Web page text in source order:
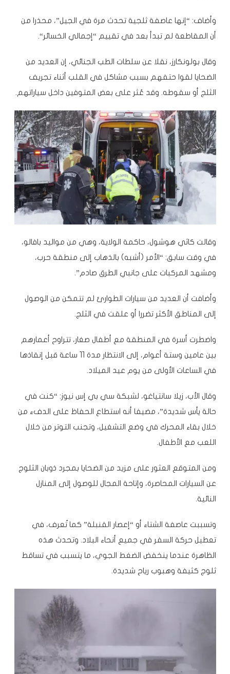
وأضاف: “إنها عاصفة ثلجية تحدث مرة في الجيل”، محذرا من
أن المقاطعة لم تبدأ بعد في تقييم “إجماليالخسائر“.
وقال بولونكارز، نقلا عن سلطات الطب الجنائي، إن العديد من
الضحايا لقوا حتفهم بسبب مشاكل في القلب أثناء تجريف
الثلج أو سقوطه. وقد عُثر على بعض المتوفين داخل سياراتهم.
وقالت كاثي هوشول، حاكمة الولاية، وهي من مواليد بافالو،
في وقت سابق: “الأمر (أشبه) بالذهاب إلى منطقة حرب،
ومشهد المركبات على جانبي الطرق صادم”.
وأضافت أن العديد من سيارات الطوارئ لم تتمكن من الوصول
إلى المناطق الأكثر تضررا أو علقت في الثلج.
واضطرت أسرة في المنطقة مع أطفال صغار، تتراوح أعمارهم
بين عامين وستة أعوام، إلى الانتظار مدة 11 ساعة قبل إنقاذها
في الساعات الأولى من يوم عيد الميلاد.
وقال الأب، زيلا سانتياغو، لشبكة سي بي إس نيوز: “كنت في
حالة يأس شديدة”، مضيفا أنه استطاع الحفاظ على الدفء من
خلال بقاء المحرك في وضع التشغيل، وتجنب التوتر من خلال
اللعب مع الأطفال.
ومن المتوقع العثور على مزيد من الضحايا بمجرد ذوبان الثلوج
عن السيارات المحاصرة، وإتاحة المجال للوصول إلى المنازل
النائية.
وتسببت عاصفة الشتاء أو “ إعصار القنبلة” كما تُعرف، في
تعطيل حركة السفر في جميع أنحاء البلاد. وتحدث هذه
الظاهرة عندما ينخفض الضغط الجوي، ما يتسبب في تساقط
ثلوج كثيفة وهبوب رياح شديدة.